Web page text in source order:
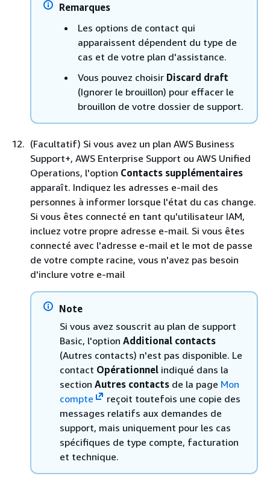
Remarques
Les options de contact qui
apparaissent dépendent du type de
cas et de votre plan d'assistance.
Vous pouvez choisir Discard draft
(Ignorer le brouillon) pour effacer le
brouillon de votre dossier de support.
(Facultatif) Si vous avez un plan AWS Business
Support+, AWS Enterprise Support ou AWS Unified
Operations, l'option Contacts supplémentaires
apparaît. Indiquez les adresses e-mail des
personnes à informer lorsque l'état du cas change.
Si vous êtes connecté en tant qu'utilisateur IAM,
incluez votre propre adresse e-mail. Si vous êtes
connecté avec l'adresse e-mail et le mot de passe
de votre compte racine, vous n'avez pas besoin
d'inclure votre e-mail
Note
Si vous avez souscrit au plan de support
Basic, l'option Additional contacts
(Autres contacts) n'est pas disponible. Le
contact Opérationnel indiqué dans la
section Autres contacts de la page Mon
compte
reçoit toutefois une copie des
messages relatifs aux demandes de
support, mais uniquement pour les cas
spécifiques de type compte, facturation
et technique.